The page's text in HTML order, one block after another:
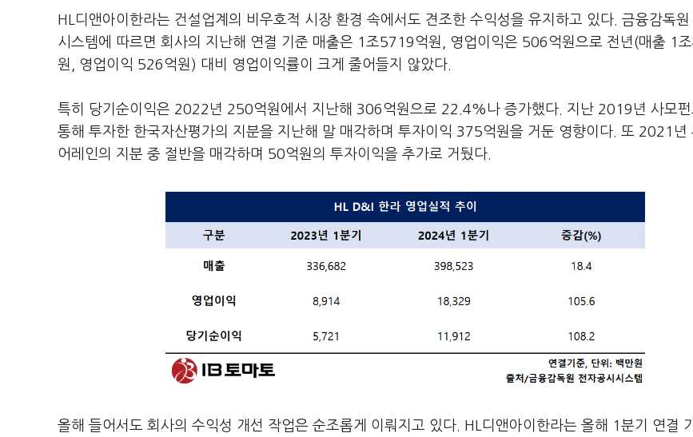
HL디앤아이한라는 건설업계의 비우호적 시장 환경 속에서도 견조한 수익성을 유지하고 있다. 금융감독원
시스템에 따르면 회사의 지난해 연결 기준 매출은 1조5719억원, 영업이익은 506억원으로 전년(매출 1
원, 영업이익 526억원) 대비 영업이익률이 크게 줄어들지 않았다.
특히 당기순이익은 2022년 250억원에서 지난해 306억원으로 22.4%나 증가했다. 지난 2019년 사모펀
통해 투자한 한국자산평가의 지분을 지난해 말 매각하며 투자이익 375억원을 거둔 영향이다. 또 2021년
어레인의 지분 중 절반을 매각하며 50억원의 투자이익을 추가로 거뒀다.
올해 들어서도 회사의 수익성 개선 작업은 순조롭게 이뤄지고 있다. HL디앤아이한라는 올해 1분기 연결